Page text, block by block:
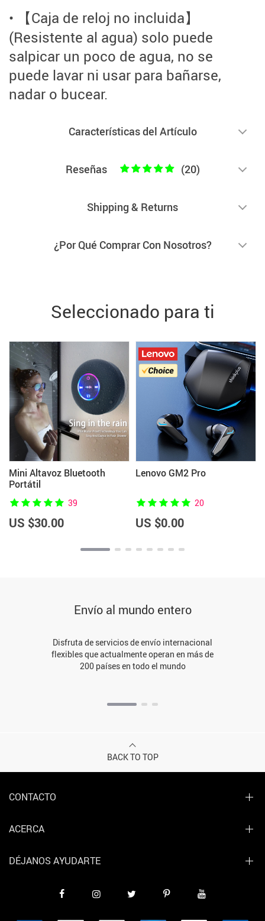
• 【Caja de reloj no incluida】
(Resistente al agua) solo puede
salpicar un poco de agua, no se
puede lavar ni usar para bañarse,
nadar o bucear.
Características del Artículo
Reseñas (20)
Shipping & Returns
¿Por Qué Comprar Con Nosotros?
Seleccionado para ti
Mini Altavoz Bluetooth
Portátil
39
US $30.00
Lenovo GM2 Pro
20
US $0.00
Envío al mundo entero
Disfruta de servicios de envío internacional
flexibles que actualmente operan en más de
200 países en todo el mundo
BACK TO TOP
CONTACTO
ACERCA
DÉJANOS AYUDARTE